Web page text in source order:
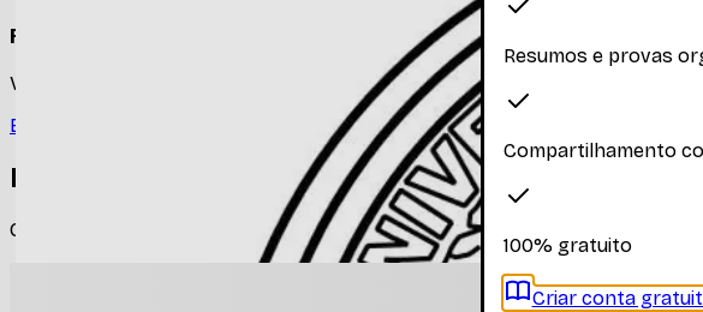
Faça login para ver os materiais
Você precisa estar logado para ver os materiais dessa disciplina
Entrar
Materiais relacionados
Outros materiais que podem te interessar enquanto não há materiais
Resumos e provas
Compartilhamento
100% gratuito
Criar conta